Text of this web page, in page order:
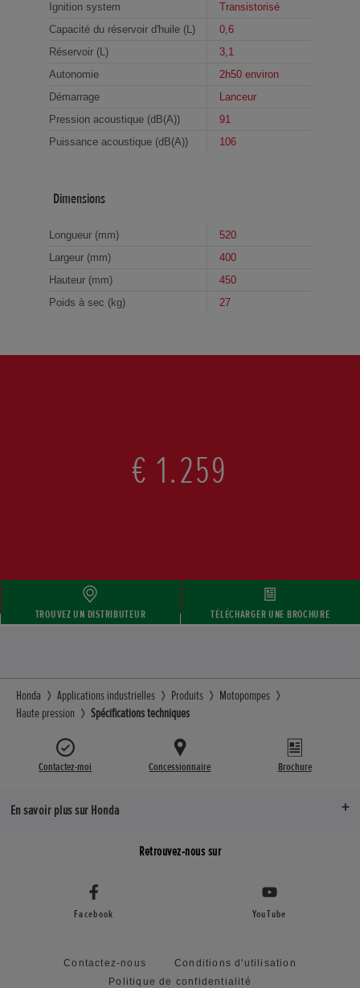
Ignition system
Transistorisé
Capacité du réservoir d'huile (L)
0,6
Réservoir (L)
3,1
Autonomie
2h50 environ
Démarrage
Lanceur
Pression acoustique (dB(A))
91
Puissance acoustique (dB(A))
106
Dimensions
Longueur (mm)
520
Largeur (mm)
400
Hauteur (mm)
450
Poids à sec (kg)
27
€ 1.259
TROUVEZ UN DISTRIBUTEUR TÉLÉCHARGER UNE BROCHURE
Honda Applications industrielles Produits
Motopompes
Haute pression
Spécifications techniques
Contactez-moi Concessionnaire Brochure
En savoir plus sur Honda
Retrouvez-nous sur
Facebook YouTube
Contactez-nous
Conditions d'utilisation
Politique de confidentialité